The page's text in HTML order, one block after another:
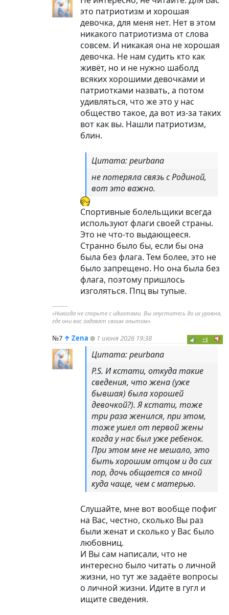
это патриотизм и хорошая
девочка, для меня нет. Нет в этом
никакого патриотизма от слова
совсем. И никакая она не хорошая
девочка. Не нам судить кто как
живёт, но и не нужно шаболд
всяких хорошими девочками и
патриотками назвать, а потом
удивляться, что же это у нас
общество такое, да вот из-за таких
вот как вы. Нашли патриотизм,
блин.
Цитата: peurbana
не потеряла связь с Родиной,
вот это важно.
Спортивные болельщики всегда
используют флаги своей страны.
Это не что-то выдающееся.
Странно было бы, если бы она
была без флага. Тем более, это не
было запрещено. Но она была без
флага, поэтому пришлось
изголяться. Ппц вы тупые.
----------
«Никогда не спорьте с идиотами. Вы опуститесь до их уровня,
где они вас задавят своим опытом».
№7 ↑ Zena 1 июня 2026 19:38 +1
Цитата: peurbana
P.S. И кстати, откуда такие
сведения, что жена (уже
бывшая) была хорошей
девочкой?). Я кстати, тоже
три раза женился, при этом,
тоже ушел от первой жены
когда у нас был уже ребенок.
При этом мне не мешало, это
быть хорошим отцом и до сих
пор, дочь общается со мной
куда чаще, чем с матерью.
Слушайте, мне вот вообще пофиг
на Вас, честно, сколько Вы раз
были женат и сколько у Вас было
любовниц.
И Вы сам написали, что не
интересно было читать о личной
жизни, но тут же задаёте вопросы
о личной жизни. Идите в гугл и
ищите сведения.